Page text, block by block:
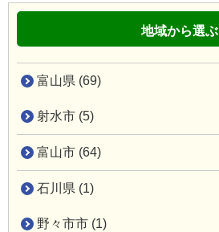
地域から選ぶ
富山県 (69)
射水市 (5)
富山市 (64)
石川県 (1)
野々市市 (1)